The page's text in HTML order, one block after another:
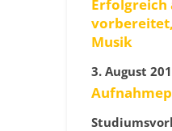
Erfolgreich
Musik
3. August